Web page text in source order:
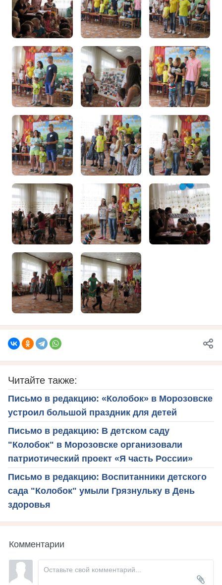
Читайте также:
Письмо в редакцию: «Колобок» в Морозовске
устроил большой праздник для детей
Письмо в редакцию: В детском саду
"Колобок" в Морозовске организовали
патриотический проект «Я часть России»
Письмо в редакцию: Воспитанники детского
сада "Колобок" умыли Грязнульку в День
здоровья
Комментарии